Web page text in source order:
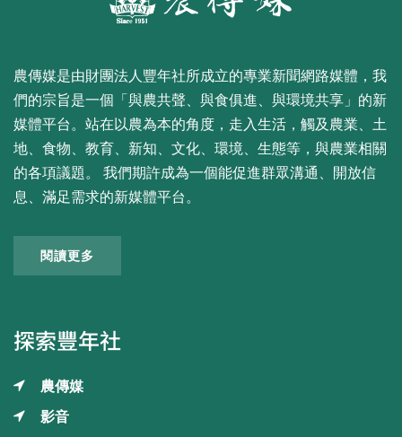
農傳媒是由財團法人豐年社所成立的專業新聞網路媒體，我
們的宗旨是一個「與農共聲、與食俱進、與環境共享」的新
媒體平台。站在以農為本的角度，走入生活，觸及農業、土
地、食物、教育、新知、文化、環境、生態等，與農業相關
的各項議題。 我們期許成為一個能促進群眾溝通、開放信
息、滿足需求的新媒體平台。
閱讀更多
探索豐年社
農傳媒
影音